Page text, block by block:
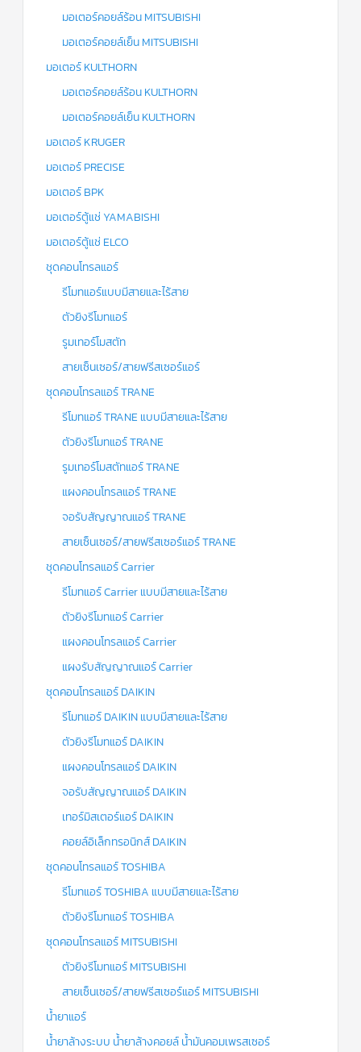
มอเตอร์คอยล์ร้อน MITSUBISHI
มอเตอร์คอยล์เย็น MITSUBISHI
มอเตอร์ KULTHORN
มอเตอร์คอยล์ร้อน KULTHORN
มอเตอร์คอยล์เย็น KULTHORN
มอเตอร์ KRUGER
มอเตอร์ PRECISE
มอเตอร์ BPK
มอเตอร์ตู้แช่ YAMABISHI
มอเตอร์ตู้แช่ ELCO
ชุดคอนโทรลแอร์
รีโมทแอร์แบบมีสายและไร้สาย
ตัวยิงรีโมทแอร์
รูมเทอร์โมสตัท
สายเซ็นเซอร์/สายฟรีสเซอร์แอร์
ชุดคอนโทรลแอร์ TRANE
รีโมทแอร์ TRANE แบบมีสายและไร้สาย
ตัวยิงรีโมทแอร์ TRANE
รูมเทอร์โมสตัทแอร์ TRANE
แผงคอนโทรลแอร์ TRANE
จอรับสัญญาณแอร์ TRANE
สายเซ็นเซอร์/สายฟรีสเซอร์แอร์ TRANE
ชุดคอนโทรลแอร์ Carrier
รีโมทแอร์ Carrier แบบมีสายและไร้สาย
ตัวยิงรีโมทแอร์ Carrier
แผงคอนโทรลแอร์ Carrier
แผงรับสัญญาณแอร์ Carrier
ชุดคอนโทรลแอร์ DAIKIN
รีโมทแอร์ DAIKIN แบบมีสายและไร้สาย
ตัวยิงรีโมทแอร์ DAIKIN
แผงคอนโทรลแอร์ DAIKIN
จอรับสัญญาณแอร์ DAIKIN
เทอร์มิสเตอร์แอร์ DAIKIN
คอยล์อิเล็กทรอนิกส์ DAIKIN
ชุดคอนโทรลแอร์ TOSHIBA
รีโมทแอร์ TOSHIBA แบบมีสายและไร้สาย
ตัวยิงรีโมทแอร์ TOSHIBA
ชุดคอนโทรลแอร์ MITSUBISHI
ตัวยิงรีโมทแอร์ MITSUBISHI
สายเซ็นเซอร์/สายฟรีสเซอร์แอร์ MITSUBISHI
น้ำยาแอร์
น้ำยาล้างระบบ น้ำยาล้างคอยล์ น้ำมันคอมเพรสเซอร์